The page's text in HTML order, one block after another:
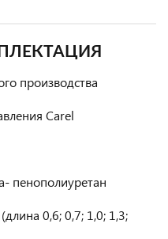
производства
Carel
пенополиуретан
0,6; 0,7; 1,0; 1,3;